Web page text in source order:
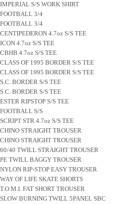
IMPERIAL S/S WORK SHIRT
FOOTBALL 3/4
FOOTBALL 3/4
CENTIPEDERON 4.7oz S/S TEE
ICON 4.7oz S/S TEE
CBHB 4.7oz S/S TEE
CLASS OF 1995 BORDER S/S TEE
CLASS OF 1995 BORDER S/S TEE
S.C. BORDER S/S TEE
S.C. BORDER S/S TEE
ESTER RIPSTOP S/S TEE
FOOTBALL S/S
SCRIPT STR 4.7oz S/S TEE
CHINO STRAIGHT TROUSER
CHINO STRAIGHT TROUSER
60/40 TWILL STRAIGHT TROUSER
PE TWILL BAGGY TROUSER
NYLON RIP-STOP EASY TROUSER
WAY OF LIFE SKATE SHORTS
T.O.M.I. FAT SHORT TROUSER
SLOW BURNING TWILL 5PANEL SBC